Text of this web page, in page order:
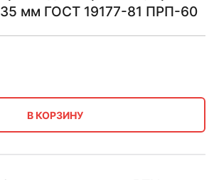
35 мм ГОСТ 19177-81 ПРП-60
В КОРЗИНУ